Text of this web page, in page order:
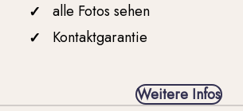
alle Fotos sehen
Kontaktgarantie
Weitere Infos